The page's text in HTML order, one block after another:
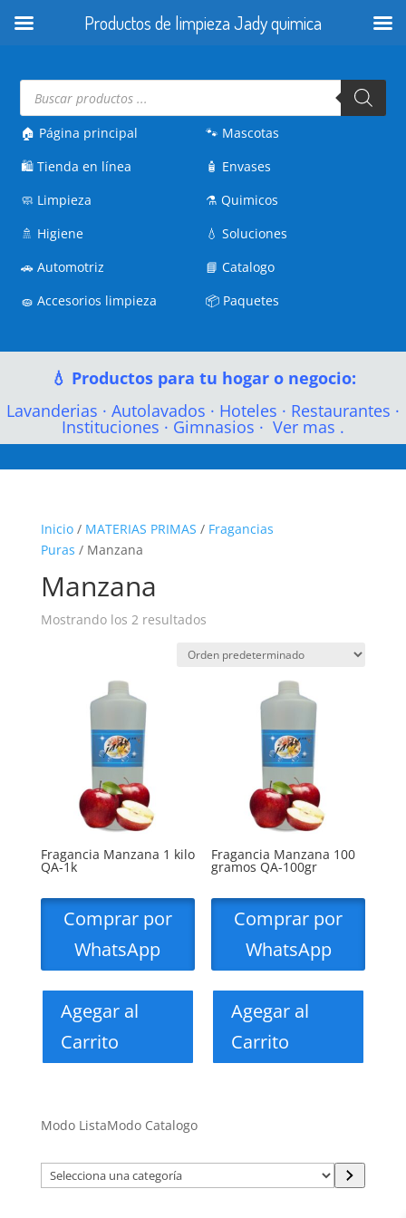
Búsqueda
productos
🏠 Página principal
🛍️Tienda en línea
🧼 Limpieza
🚿 Higiene
🚗Automotriz
🧽Accesorios limpieza
🐾 Mascotas
🧴 Envases
⚗️Quimicos
💧Soluciones
📘Catalogo
📦 Paquetes
💧 Productos para tu hogar o negocio:
Lavanderias · Autolavados · Hoteles · Restaurantes ·
Instituciones · Gimnasios · Ver mas .
Inicio/ MATERIAS PRIMAS / Fragancias
Puras / Manzana
Manzana
Mostrando los 2 resultados
Fragancia Manzana 1 kilo
QA-1k
Comprar por
WhatsApp
Agegar al
Carrito
Fragancia Manzana 100
gramos QA-100gr
Comprar por
WhatsApp
Agegar al
Carrito
Modo ListaModo Catalogo
Selecciona
una
Productos de limpieza Jady quimica